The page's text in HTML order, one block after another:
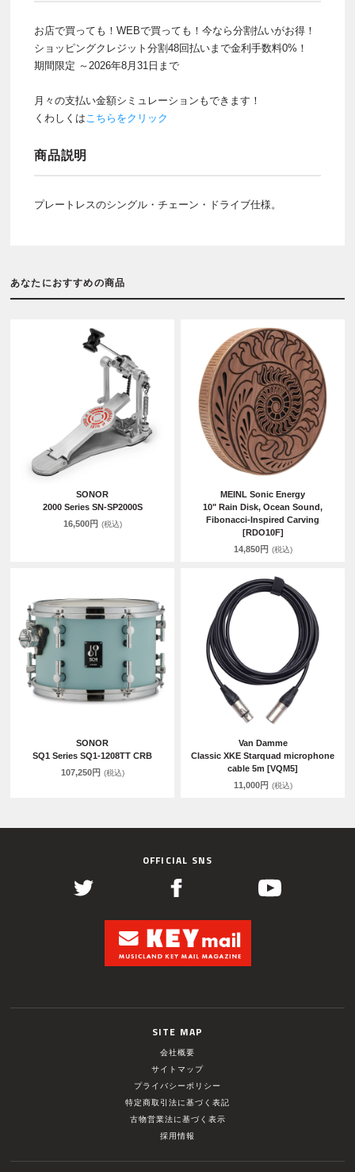
お店で買っても！WEBで買っても！今なら分割払いがお得！
ショッピングクレジット分割48回払いまで金利手数料0%！
期間限定 ～2026年8月31日まで
月々の支払い金額シミュレーションもできます！
くわしくはこちらをクリック
商品説明
プレートレスのシングル・チェーン・ドライブ仕様。
あなたにおすすめの商品
SONOR
2000 Series SN-SP2000S
16,500円 (税込)
MEINL Sonic Energy
10" Rain Disk, Ocean Sound,
Fibonacci-Inspired Carving
[RDO10F]
14,850円 (税込)
SONOR
SQ1 Series SQ1-1208TT CRB
107,250円 (税込)
Van Damme
Classic XKE Starquad microphone
cable 5m [VQM5]
11,000円 (税込)
OFFICIAL SNS
SITE MAP
会社概要
サイトマップ
プライバシーポリシー
特定商取引法に基づく表記
古物営業法に基づく表示
採用情報